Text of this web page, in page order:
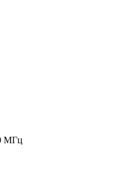
МГц